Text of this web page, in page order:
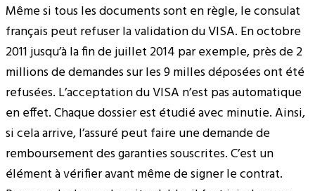
Même si tous les documents sont en règle, le consulat
français peut refuser la validation du VISA. En octobre
2011 jusqu’à la fin de juillet 2014 par exemple, près de 2
millions de demandes sur les 9 milles déposées ont été
refusées. L’acceptation du VISA n’est pas automatique
en effet. Chaque dossier est étudié avec minutie. Ainsi,
si cela arrive, l’assuré peut faire une demande de
remboursement des garanties souscrites. C’est un
élément à vérifier avant même de signer le contrat.